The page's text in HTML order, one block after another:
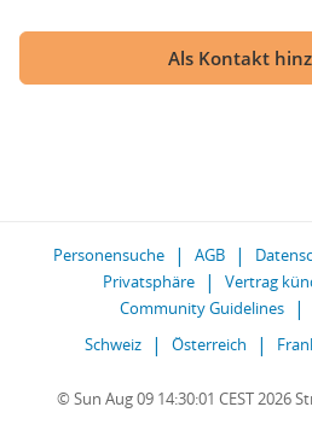
Als Kontakt
Personensuche AGB
Privatsphäre
Vertrag
Community Guidelines
Schweiz
Österreich
© Sun Aug 09 14:30:01 CEST 2026